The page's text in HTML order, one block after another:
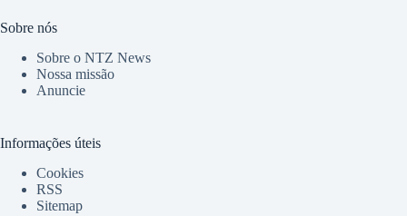
Sobre nós
Sobre o NTZ News
Nossa missão
Anuncie
Informações úteis
Cookies
RSS
Sitemap